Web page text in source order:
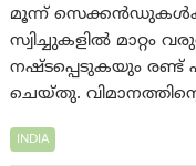
മൂന്ന്
സ്വിച്ചുകളിൽ മാറ്റം
നഷ്ടപ്പെടുകയും
ചെയ്തു.
INDIA